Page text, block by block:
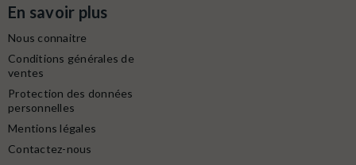
En savoir plus
Nous connaitre
Conditions générales de
ventes
Protection des données
personnelles
Mentions légales
Contactez-nous